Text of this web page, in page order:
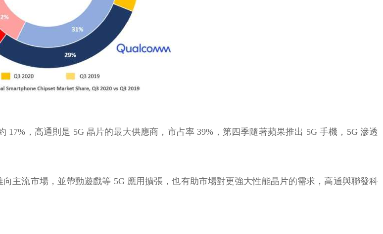
17%，高通則是 5G 晶片的最大供應商，市占率 39%，第四季隨著蘋果推出 5G 手機，5G 滲透
主流市場，並帶動遊戲等 5G 應用擴張，也有助市場對更強大性能晶片的需求，高通與聯發科